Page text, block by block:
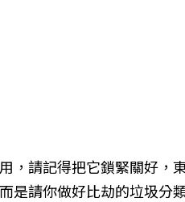
，請記得把它鎖緊關好，
請你做好比劫的垃圾分